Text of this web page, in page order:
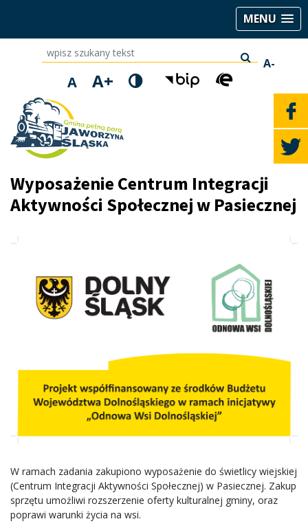
MENU
wpisz szukany tekst
A-
A A+
Wyposażenie Centrum Integracji
Aktywności Społecznej w Pasiecznej
W ramach zadania zakupiono wyposażenie do świetlicy wiejskiej
(Centrum Integracji Aktywności Społecznej) w Pasiecznej. Zakup
sprzętu umożliwi rozszerzenie oferty kulturalnej gminy, oraz
poprawi warunki życia na wsi.